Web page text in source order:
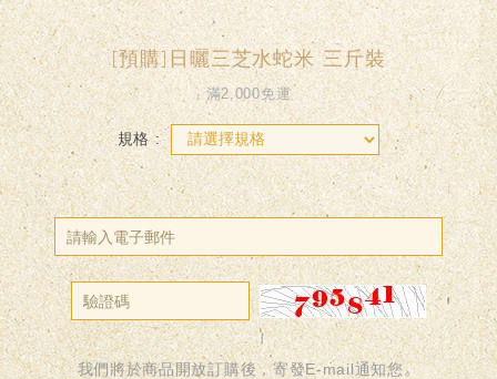
[預購]日曬三芝水蛇米 三斤裝
滿2,000免運
規格 :
我們將於商品開放訂購後，寄發E-mail通知您。